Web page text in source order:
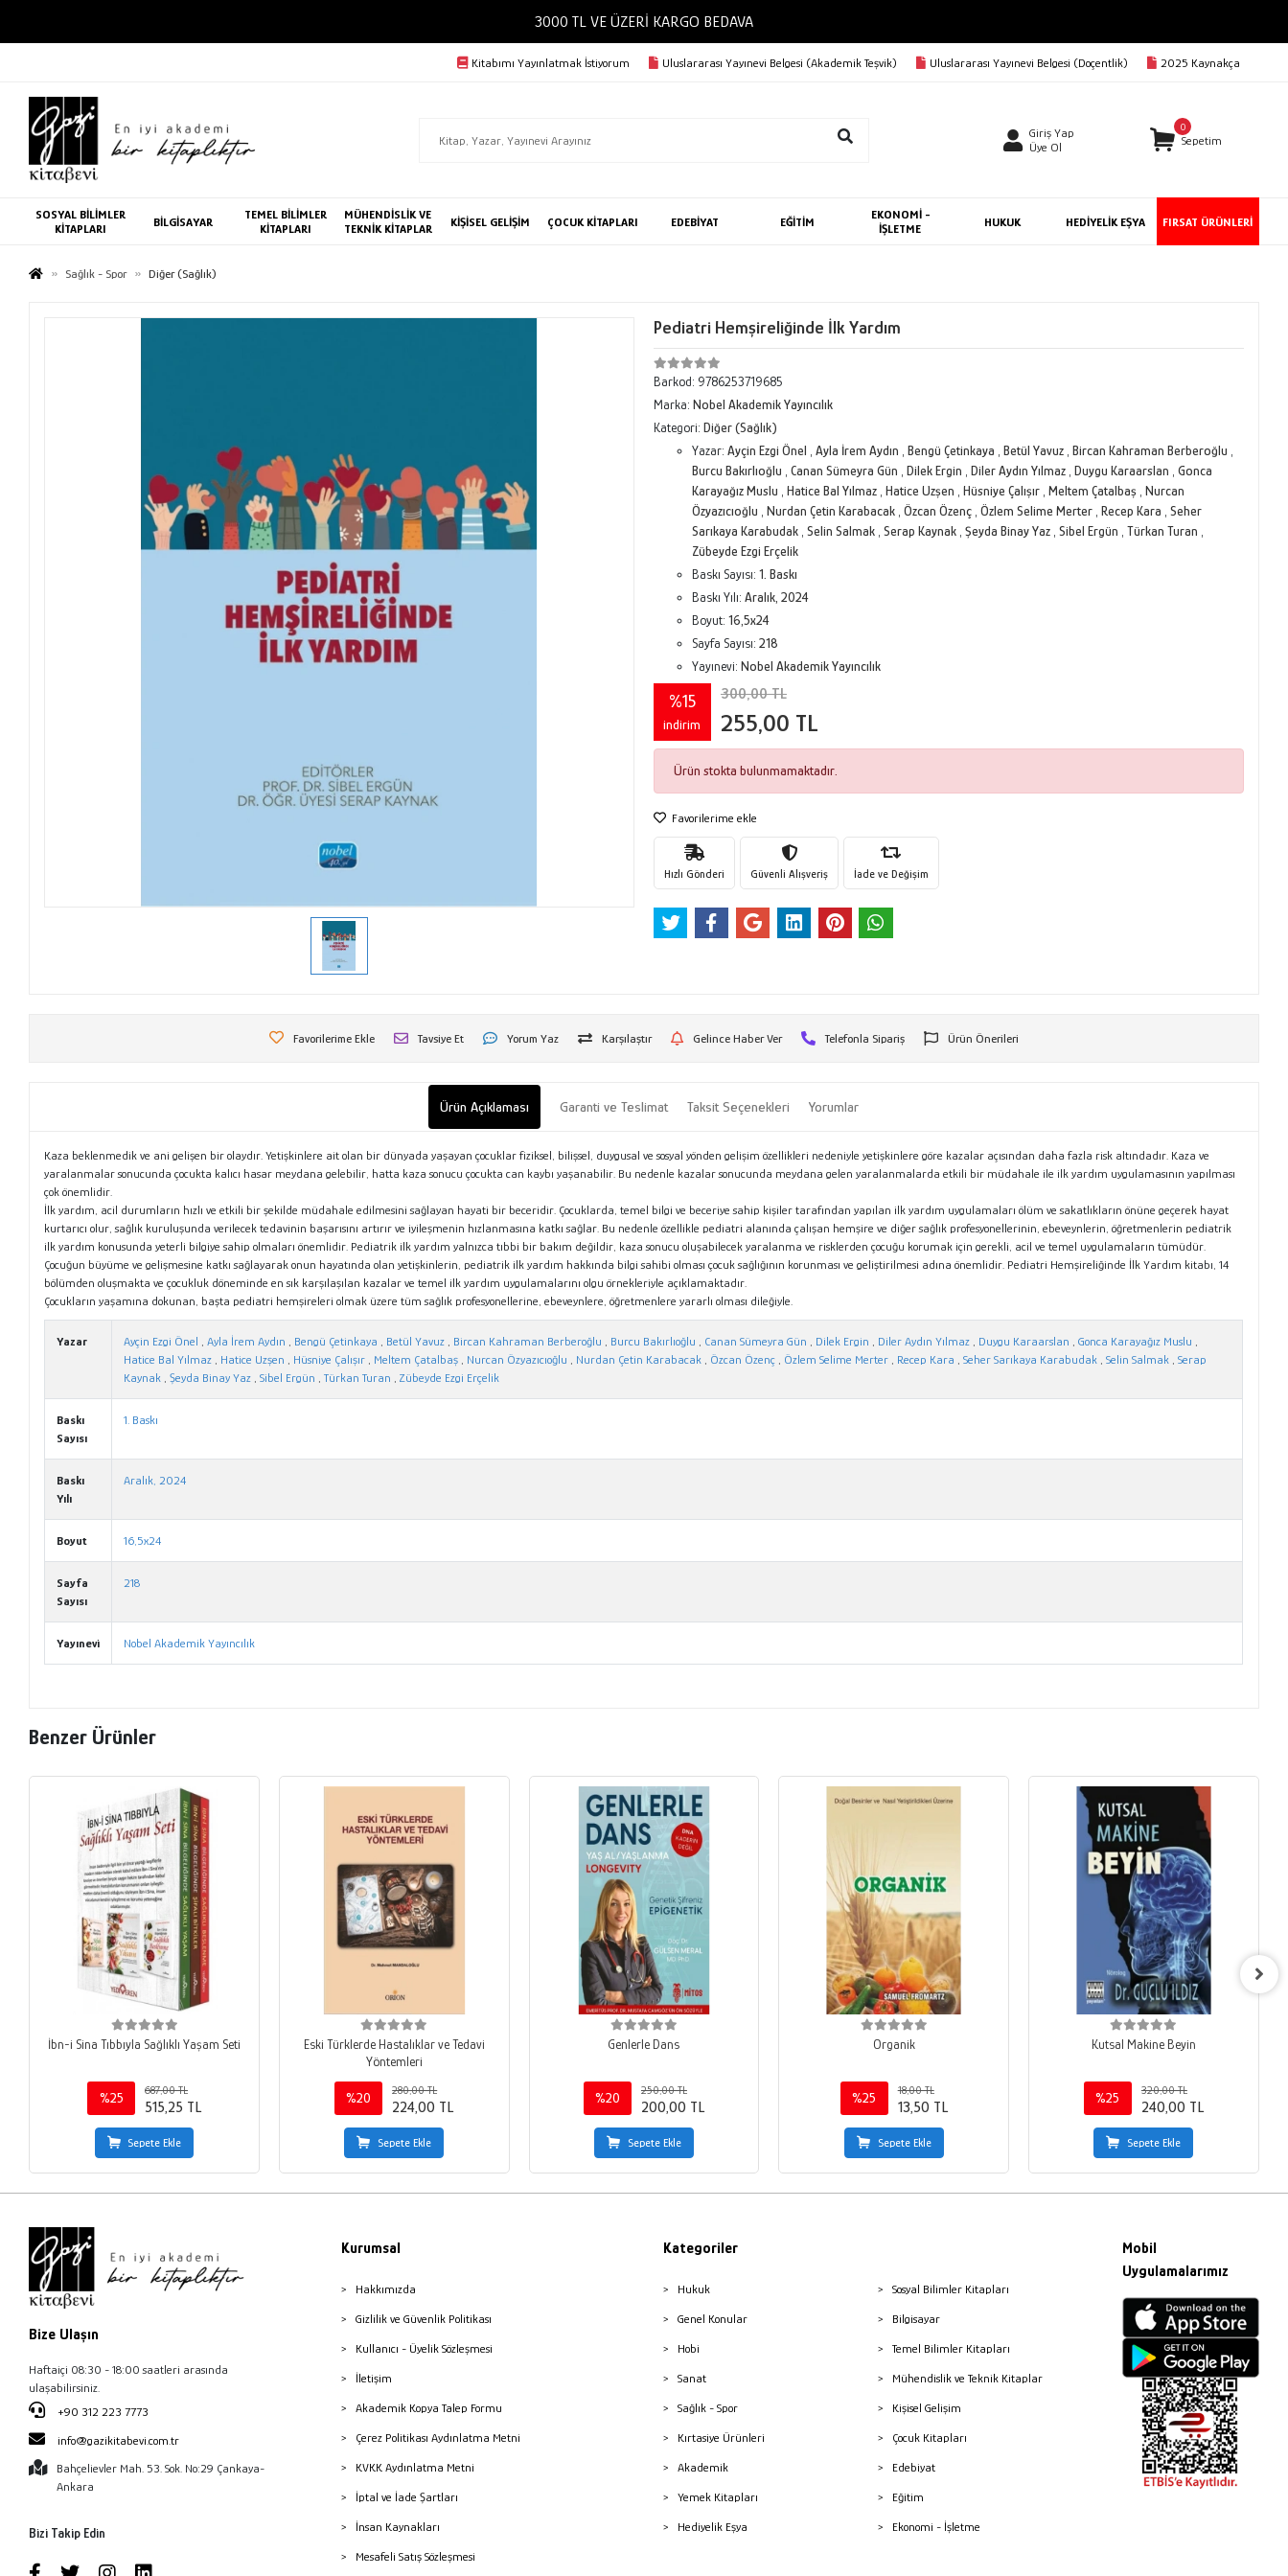
3000 TL VE ÜZERİ KARGO BEDAVA
Kitabımı Yayınlatmak İstiyorum Uluslararası Yayınevi Belgesi (Akademik Teşvik) Uluslararası Yayınevi Belgesi (Doçentlik) 2025 Kaynakça
Giriş Yap
Üye Ol
0
Sepetim
SOSYAL BİLİMLER
KİTAPLARI
BİLGİSAYAR
TEMEL BİLİMLER
KİTAPLARI
MÜHENDİSLİK VE
TEKNİK KİTAPLAR
KİŞİSEL GELİŞİM ÇOCUK KİTAPLARI EDEBİYAT EĞİTİM
EKONOMİ -
İŞLETME
HUKUK HEDİYELİK EŞYA FIRSAT ÜRÜNLERİ
Sağlık - Spor Diğer (Sağlık)
Pediatri Hemşireliğinde İlk Yardım
Barkod: 9786253719685
Marka: Nobel Akademik Yayıncılık
Kategori: Diğer (Sağlık)
Yazar: Ayçin Ezgi Önel Ayla İrem Aydın Bengü Çetinkaya Betül Yavuz, Bircan Kahraman Berberoğlu
Burcu Bakırlıoğlu
Canan Sümeyra Gün Dilek Ergin Diler Aydın Yılmaz, Duygu Karaarslan
Gonca
Karayağız Muslu
Hatice Bal Yılmaz, Hatice Uzşen Hüsniye Çalışır, Meltem Çatalbaş
Nurcan
Özyazıcıoğlu
Nurdan Çetin Karabacak, Özcan Özenç, Özlem Selime Merter, Recep Kara
Seher
Sarıkaya Karabudak, Selin Salmak, Serap Kaynak, Şeyda Binay Yaz, Sibel Ergün Türkan Turan
Zübeyde Ezgi Erçelik
Baskı Sayısı: 1. Baskı
Baskı Yılı: Aralık, 2024
Boyut: 16,5x24
Sayfa Sayısı: 218
Yayınevi: Nobel Akademik Yayıncılık
%15
indirim
300,00 TL
255,00 TL
Ürün stokta bulunmamaktadır.
Favorilerime ekle
Hızlı Gönderi Güvenli Alışveriş İade ve Değişim
Favorilerime Ekle Tavsiye Et Yorum Yaz Karşılaştır Gelince Haber Ver Telefonla Sipariş Ürün Önerileri
Ürün Açıklaması Garanti ve Teslimat Taksit Seçenekleri Yorumlar
Kaza beklenmedik ve ani gelişen bir olaydır. Yetişkinlere ait olan bir dünyada yaşayan çocuklar fiziksel, bilişsel, duygusal ve sosyal yönden gelişim özellikleri nedeniyle yetişkinlere göre kazalar açısından daha fazla risk altındadır. Kaza ve
yaralanmalar sonucunda çocukta kalıcı hasar meydana gelebilir, hatta kaza sonucu çocukta can kaybı yaşanabilir. Bu nedenle kazalar sonucunda meydana gelen yaralanmalarda etkili bir müdahale ile ilk yardım uygulamasının yapılması
çok önemlidir.
İlk yardım, acil durumların hızlı ve etkili bir şekilde müdahale edilmesini sağlayan hayati bir beceridir. Çocuklarda, temel bilgi ve beceriye sahip kişiler tarafından yapılan ilk yardım uygulamaları ölüm ve sakatlıkların önüne geçerek hayat
kurtarıcı olur, sağlık kuruluşunda verilecek tedavinin başarısını artırır ve iyileşmenin hızlanmasına katkı sağlar. Bu nedenle özellikle pediatri alanında çalışan hemşire ve diğer sağlık profesyonellerinin, ebeveynlerin, öğretmenlerin pediatrik
ilk yardım konusunda yeterli bilgiye sahip olmaları önemlidir. Pediatrik ilk yardım yalnızca tıbbi bir bakım değildir, kaza sonucu oluşabilecek yaralanma ve risklerden çocuğu korumak için gerekli, acil ve temel uygulamaların tümüdür.
Çocuğun büyüme ve gelişmesine katkı sağlayarak onun hayatında olan yetişkinlerin, pediatrik ilk yardım hakkında bilgi sahibi olması çocuk sağlığının korunması ve geliştirilmesi adına önemlidir. Pediatri Hemşireliğinde İlk Yardım kitabı, 14
bölümden oluşmakta ve çocukluk döneminde en sık karşılaşılan kazalar ve temel ilk yardım uygulamalarını olgu örnekleriyle açıklamaktadır.
Çocukların yaşamına dokunan, başta pediatri hemşireleri olmak üzere tüm sağlık profesyonellerine, ebeveynlere, öğretmenlere yararlı olması dileğiyle.
Yazar Ayçin Ezgi Önel ,Ayla İrem Aydın Bengü Çetinkaya Betül Yavuz Bircan Kahraman Berberoğlu Burcu Bakırlıoğlu Canan Sümeyra Gün Dilek Ergin Diler Aydın Yılmaz Duygu Karaarslan ,Gonca Karayağız Muslu
Hatice Bal Yılmaz
Hatice Uzşen Hüsniye Çalışır Meltem Çatalbaş Nurcan Özyazıcıoğlu Nurdan Çetin Karabacak Özcan Özenç Özlem Selime Merter Recep Kara ,Seher Sarıkaya Karabudak ,Selin Salmak ,Serap
Kaynak ,Şeyda Binay Yaz ,Sibel Ergün ,Türkan Turan ,Zübeyde Ezgi Erçelik
Baskı
Sayısı
1. Baskı
Baskı
Yılı
Aralık, 2024
Boyut 16,5x24
Sayfa
Sayısı
218
Yayınevi Nobel Akademik Yayıncılık
Benzer Ürünler
İbn-i Sina Tıbbıyla Sağlıklı Yaşam Seti
%25
687,00 TL
515,25 TL
Sepete Ekle
Eski Türklerde Hastalıklar ve Tedavi
Yöntemleri
%20
280,00 TL
224,00 TL
Sepete Ekle
Genlerle Dans
%20
250,00 TL
200,00 TL
Sepete Ekle
Organik
%25
18,00 TL
13,50 TL
Sepete Ekle
Kutsal Makine Beyin
%25
320,00 TL
240,00 TL
Sepete Ekle
Bize Ulaşın
Haftaiçi 08:30 - 18:00 saatleri arasında
ulaşabilirsiniz.
+90 312 223 7773
info@gazikitabevi.com.tr
Bahçelievler Mah. 53. Sok. No:29 Çankaya-
Ankara
Bizi Takip Edin
Kurumsal
Hakkımızda
Gizlilik ve Güvenlik Politikası
Kullanıcı - Üyelik Sözleşmesi
İletişim
Akademik Kopya Talep Formu
Çerez Politikası Aydınlatma Metni
KVKK Aydınlatma Metni
İptal ve İade Şartları
İnsan Kaynakları
Mesafeli Satış Sözleşmesi
Kategoriler
Hukuk
Genel Konular
Hobi
Sanat
Sağlık - Spor
Kırtasiye Ürünleri
Akademik
Yemek Kitapları
Hediyelik Eşya
Sosyal Bilimler Kitapları
Bilgisayar
Temel Bilimler Kitapları
Mühendislik ve Teknik Kitaplar
Kişisel Gelişim
Çocuk Kitapları
Edebiyat
Eğitim
Ekonomi - İşletme
Mobil
Uygulamalarımız